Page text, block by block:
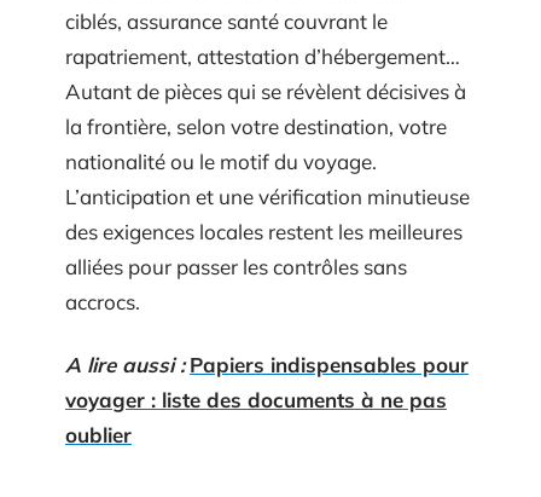
ciblés, assurance santé couvrant le
rapatriement, attestation d’hébergement…
Autant de pièces qui se révèlent décisives à
la frontière, selon votre destination, votre
nationalité ou le motif du voyage.
L’anticipation et une vérification minutieuse
des exigences locales restent les meilleures
alliées pour passer les contrôles sans
accrocs.
A lire aussi : Papiers indispensables pour
voyager : liste des documents à ne pas
oublier